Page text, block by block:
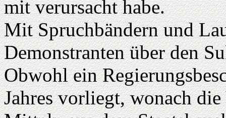
mit verursacht habe.
Mit Spruchbändern und
Demonstranten über den
Obwohl ein
Jahres vorliegt, wonach